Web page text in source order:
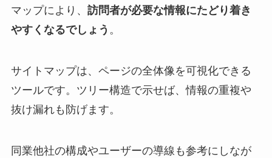
マップにより、 訪問者が必要な情報にたどり着き
やすくなるでしょう 。
サイトマップは、ページの全体像を可視化できる
ツールです。ツリー構造で示せば、情報の重複や
抜け漏れも防げます。
同業他社の構成やユーザーの導線も参考にしなが